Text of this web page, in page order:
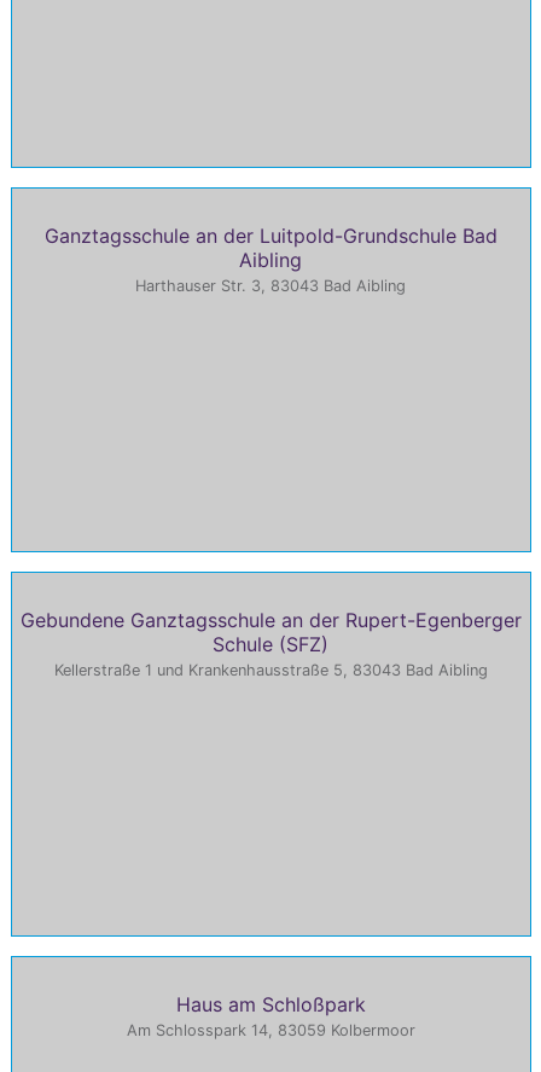
Ganztagsschule an der Luitpold-Grundschule Bad
Aibling
Harthauser Str. 3, 83043 Bad Aibling
Gebundene Ganztagsschule an der Rupert-Egenberger
Schule (SFZ)
Kellerstraße 1 und Krankenhausstraße 5, 83043 Bad Aibling
Haus am Schloßpark
Am Schlosspark 14, 83059 Kolbermoor